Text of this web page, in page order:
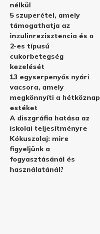
nélkül
5 szuperétel, amely
támogathatja az
inzulinrezisztencia és a
2-es típusú
cukorbetegség
kezelését
13 egyserpenyős nyári
vacsora, amely
megkönnyíti a hétköznap
estéket
A diszgráfia hatása az
iskolai teljesítményre
Kókuszolaj: mire
figyeljünk a
fogyasztásánál és
használatánál?